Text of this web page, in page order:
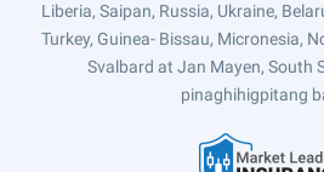
Liberia, Saipan, Russia, Ukraine,
Turkey, Guinea- Bissau, Micronesia,
Svalbard at Jan Mayen, South
pinaghihigpitang